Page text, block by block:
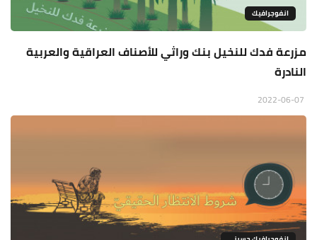
انفوجرافيك
مزرعة فدك للنخيل بنك وراثي للأصناف العراقية والعربية
النادرة